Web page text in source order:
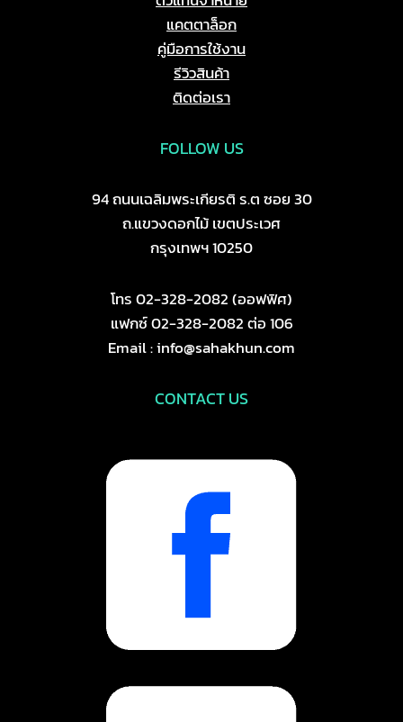
แคตตาล็อก
คู่มือการใช้งาน
รีวิวสินค้า
ติดต่อเรา
FOLLOW US
94 ถนนเฉลิมพระเกียรติ ร.ต ซอย 30
ถ.แขวงดอกไม้ เขตประเวศ
กรุงเทพฯ 10250
โทร 02-328-2082 (ออฟฟิศ)
แฟกซ์ 02-328-2082 ต่อ 106
Email : info@sahakhun.com
CONTACT US